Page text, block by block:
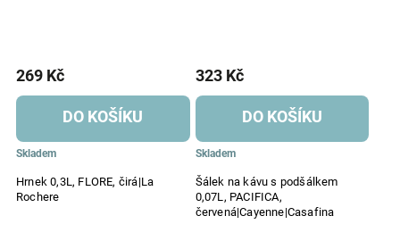
Hrnek 0,3L, FLORE, čirá|La
Rochere
Skladem
269 Kč
DO KOŠÍKU
Šálek na kávu s podšálkem
0,07L, PACIFICA,
červená|Cayenne|Casafina
Skladem
323 Kč
DO KOŠÍKU